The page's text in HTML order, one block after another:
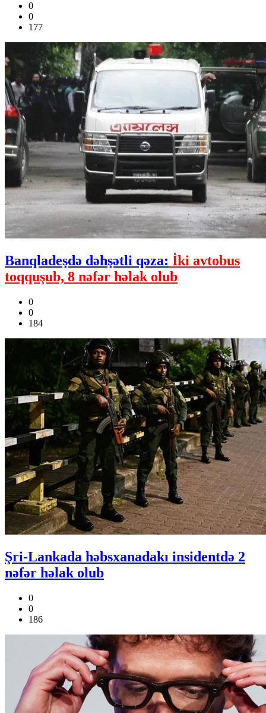
0
0
177
Banqladeşdə dəhşətli qəza: İki avtobus
toqquşub, 8 nəfər həlak olub
0
0
184
Şri-Lankada həbsxanadakı insidentdə 2
nəfər həlak olub
0
0
186